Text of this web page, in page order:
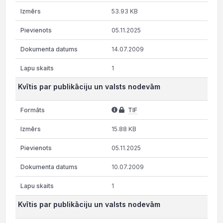
53.93 KB
05.11.2025
14.07.2009
1
Kvītis par publikāciju un valsts nodevām
TIF
15.88 KB
05.11.2025
10.07.2009
1
Kvītis par publikāciju un valsts nodevām